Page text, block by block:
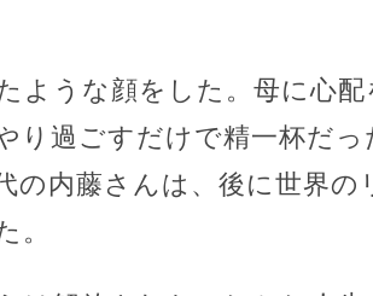
ような顔をした。母に心
り過ごすだけで精一杯だ
の内藤さんは、後に世界
。